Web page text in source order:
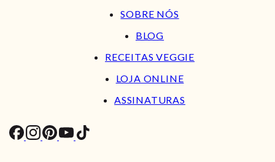
SOBRE NÓS
BLOG
RECEITAS VEGGIE
LOJA ONLINE
ASSINATURAS